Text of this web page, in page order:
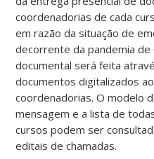
coordenadorias de cada
em razão da situação de
decorrente da pandemia de
documental será feita
documentos digitalizados
coordenadorias. O modelo
mensagem e a lista de
cursos podem ser
editais de chamadas.